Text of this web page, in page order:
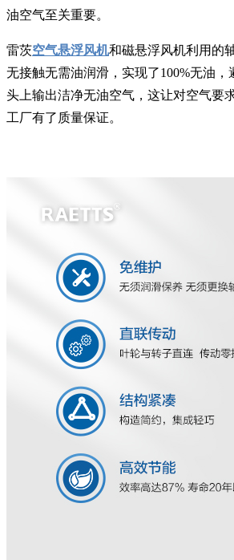
油空气至关重要。
雷茨空气悬浮风机和磁悬浮风机利用的
无接触无需油润滑，实现了100%无油
头上输出洁净无油空气，这让对空气要
工厂有了质量保证。